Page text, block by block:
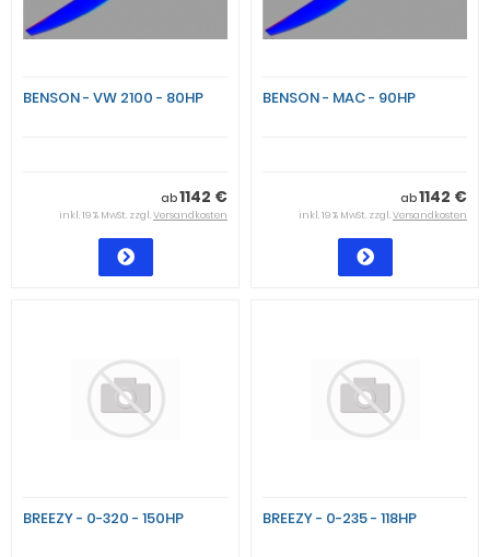
BENSON - VW 2100 - 80HP
ab1142 €
inkl. 19 % MwSt. zzgl.Versandkosten
BENSON - MAC - 90HP
ab1142 €
inkl. 19 % MwSt. zzgl.Versandkosten
BREEZY - 0-320 - 150HP BREEZY - 0-235 - 118HP